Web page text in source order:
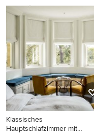
Modernes
Hauptschlafzimmer mit
Wandfarbe und braunem
Boden in Madrid
Klassisches
Hauptschlafzimmer mit